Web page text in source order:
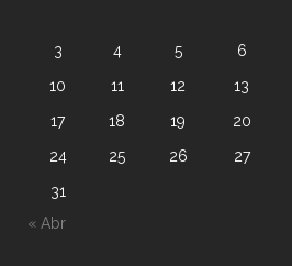
3
4 5 6
10
11 12 13
17
18 19 20
24
25 26 27
31
« Abr